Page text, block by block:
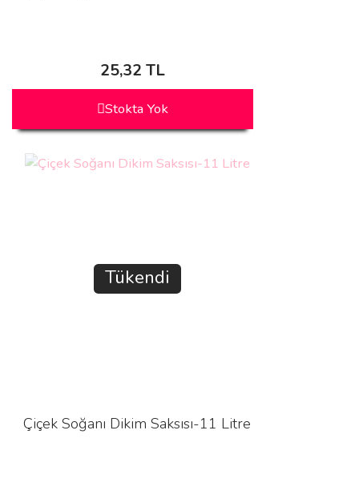
25,32 TL
Stokta Yok
Tükendi
Çiçek Soğanı Dikim Saksısı-11 Litre